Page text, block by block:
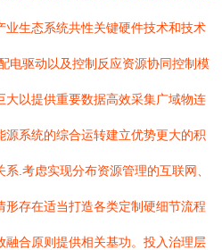
生态系统共性关键硬件技术和技术
电驱动以及控制反应资源协同控制模
以提供重要数据高效采集广域物连
系统的综合运转建立优势更大的积
.考虑实现分布资源管理的互联网、
存在适当打造各类定制硬细节流程
融合原则提供相关基功。投入治理层